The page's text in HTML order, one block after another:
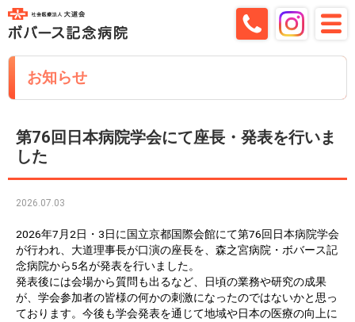
お知らせ
第76回日本病院学会にて座長・発表を行いま
した
2026.07.03
2026年7月2日・3日に国立京都国際会館にて第76回日本病院学会
が行われ、大道理事長が口演の座長を、森之宮病院・ボバース記
念病院から5名が発表を行いました。
発表後には会場から質問も出るなど、日頃の業務や研究の成果
が、学会参加者の皆様の何かの刺激になったのではないかと思っ
ております。今後も学会発表を通じて地域や日本の医療の向上に